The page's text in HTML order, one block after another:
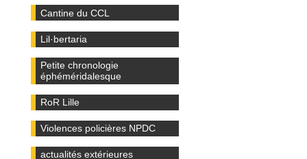
Cantine du CCL
Lil·bertaria
Petite chronologie
éphéméridalesque
RoR Lille
Violences policières NPDC
actualités extérieures